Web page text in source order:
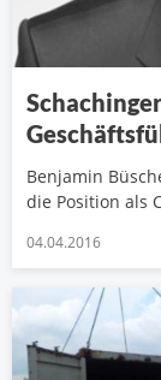
Benjamin
die Position als
04.04.2016